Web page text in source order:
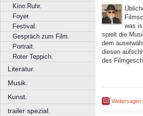
Kino.Ruhr.
Foyer.
Festival.
Gespräch zum Film.
Portrait.
Roter Teppich.
Literatur.
Musik.
Kunst.
trailer spezial.
was
spielt die
dem
diesen
des
Weitersagen